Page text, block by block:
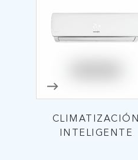
CLIMATIZACIÓN
INTELIGENTE